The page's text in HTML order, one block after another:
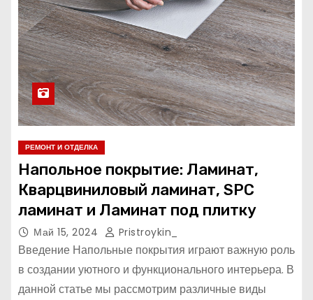
РЕМОНТ И ОТДЕЛКА
Напольное покрытие: Ламинат,
Кварцвиниловый ламинат, SPC
ламинат и Ламинат под плитку
Май 15, 2024 Pristroykin_
Введение Напольные покрытия играют важную роль
в создании уютного и функционального интерьера. В
данной статье мы рассмотрим различные виды